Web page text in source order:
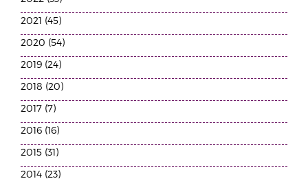
2021 (45)
2020 (54)
2019 (24)
2018 (20)
2017 (7)
2016 (16)
2015 (31)
2014 (23)